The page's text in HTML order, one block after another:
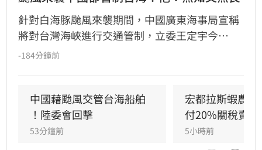
針對白海豚颱風來襲期間，中國廣東海事局宣稱
將對台灣海峽進行交通管制，立委王定宇今
（8）日嚴詞批評，直指中國政府此舉既無知又
方，更藐視國際規範。他強調，中國人民處於水
深火熱，政府卻忙於政治操作。王定宇感嘆，中
國作為大國卻缺乏基本素質，並再次提醒「誰跟
-184分鐘前
中國藉颱風交管台海船舶
！陸委會回擊
53分鐘前
宏都拉斯蝦農
付20%關稅賣台
5小時前